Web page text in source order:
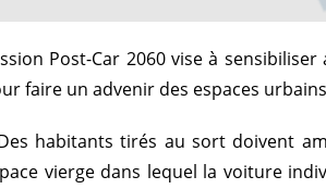
Post-Car 2060 vise à
faire un advenir des espaces
habitants tirés au sort doivent
vierge dans lequel la voiture